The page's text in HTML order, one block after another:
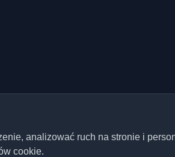
analizować ruch na stronie i
cookie.